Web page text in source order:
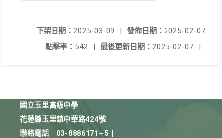
發佈日期： 2025-02-07
下架日期： 2025-03-09
|
最後更新日期： 2025-02-07 |
點擊率： 542 |
國立玉里高級中學
花蓮縣玉里鎮中華路424號
聯絡電話
03-8886171~5